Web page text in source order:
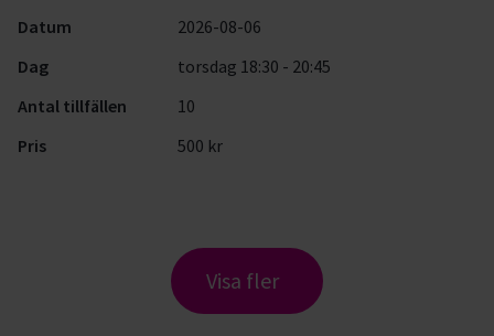
Datum
2026-08-06
Dag
torsdag 18:30 - 20:45
Antal tillfällen
10
Pris
500 kr
Visa fler